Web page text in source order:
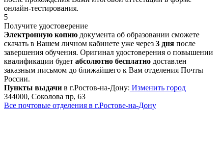
онлайн-тестирования.
5
Получите удостоверение
Электронную копию документа об образовании сможете
скачать в Вашем личном кабинете уже через 3 дня после
завершения обучения. Оригинал удостоверения о повышении
квалификации будет абсолютно бесплатно доставлен
заказным письмом до ближайшего к Вам отделения Почты
России.
Пункты выдачи в г.Ростов-на-Дону: Изменить город
344000, Соколова пр, 63
Все почтовые отделения в г.Ростове-на-Дону